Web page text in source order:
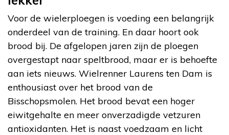
Voor de wielerploegen is voeding een belangrijk
onderdeel van de training. En daar hoort ook
brood bij. De afgelopen jaren zijn de ploegen
overgestapt naar speltbrood, maar er is behoefte
aan iets nieuws. Wielrenner Laurens ten Dam is
enthousiast over het brood van de
Bisschopsmolen. Het brood bevat een hoger
eiwitgehalte en meer onverzadigde vetzuren
antioxidanten. Het is naast voedzaam en licht